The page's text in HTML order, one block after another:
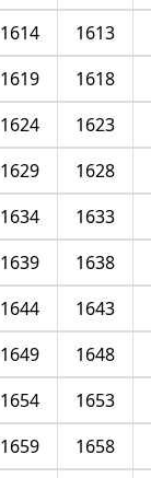
1613
1614
1618
1619
1623
1624
1628
1629
1633
1634
1638
1639
1643
1644
1648
1649
1653
1654
1658
1659